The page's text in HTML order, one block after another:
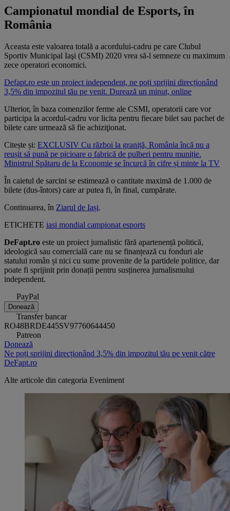
Campionatul mondial de Esports, în
România
Aceasta este valoarea totală a acordului-cadru pe care Clubul
Sportiv Municipal Iaşi (CSMI) 2020 vrea să-l semneze cu maximum
zece operatori economici.
Defapt.ro este un proiect independent, ne poți sprijini direcționând
3,5% din impozitul tău pe venit. Durează un minut, online
Ulterior, în baza comenzilor ferme ale CSMI, operatorii care vor
participa la acordul-cadru vor licita pentru fiecare bilet sau pachet de
bilete care urmează să fie achiziţionat.
Citește și: EXCLUSIV Cu război la graniță, România încă nu a
reușit să pună pe picioare o fabrică de pulberi pentru muniție.
Ministrul Spătaru de la Economie se încurcă în cifre și minte la TV
În caietul de sarcini se estimează o cantitate maximă de 1.000 de
bilete (dus-întors) care ar putea fi, în final, cumpărate.
Continuarea, în Ziarul de Iași.
ETICHETE iasi mondial campionat esports
DeFapt.ro este un proiect jurnalistic fără apartenență politică,
ideologică sau comercială care nu se finanțează cu fonduri ale
statului român și nici cu sume provenite de la partidele politice, dar
poate fi sprijinit prin donații pentru susținerea jurnalismului
independent.
PayPal
Donează
Transfer bancar
RO48BRDE445SV97760644450
Patreon
Donează
Ne poți sprijini direcționând 3,5% din impozitul tău pe venit către
DeFapt.ro
Alte articole din categoria Eveniment